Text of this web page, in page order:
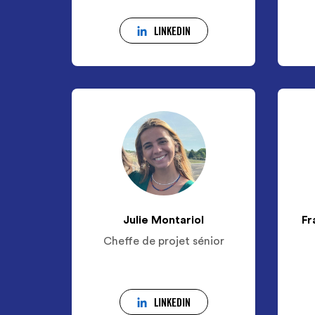
LINKEDIN
Julie Montariol
Cheffe de projet sénior
LINKEDIN